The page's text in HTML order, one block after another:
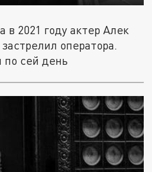
в 2021 году актер Алек
оператора.
по сей день